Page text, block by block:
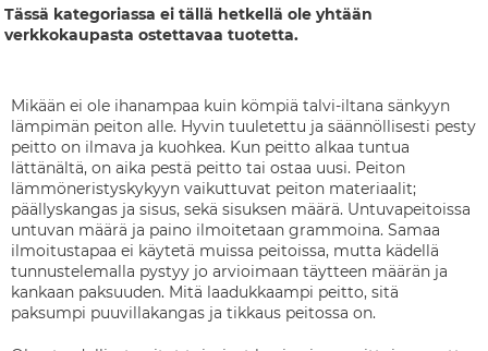
Tässä kategoriassa ei tällä hetkellä ole yhtään
verkkokaupasta ostettavaa tuotetta.
Mikään ei ole ihanampaa kuin kömpiä talvi-iltana sänkyyn
lämpimän peiton alle. Hyvin tuuletettu ja säännöllisesti pesty
peitto on ilmava ja kuohkea. Kun peitto alkaa tuntua
lättänältä, on aika pestä peitto tai ostaa uusi. Peiton
lämmöneristyskykyyn vaikuttuvat peiton materiaalit;
päällyskangas ja sisus, sekä sisuksen määrä. Untuvapeitoissa
untuvan määrä ja paino ilmoitetaan grammoina. Samaa
ilmoitustapaa ei käytetä muissa peitoissa, mutta kädellä
tunnustelemalla pystyy jo arvioimaan täytteen määrän ja
kankaan paksuuden. Mitä laadukkaampi peitto, sitä
paksumpi puuvillakangas ja tikkaus peitossa on.